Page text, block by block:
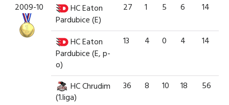
2009-10
HC Eaton
Pardubice (E)
27 1 5 6 14
HC Eaton
Pardubice (E, p-
o)
13 4 0 4 14
HC Chrudim
(1.liga)
36 8 10 18 56